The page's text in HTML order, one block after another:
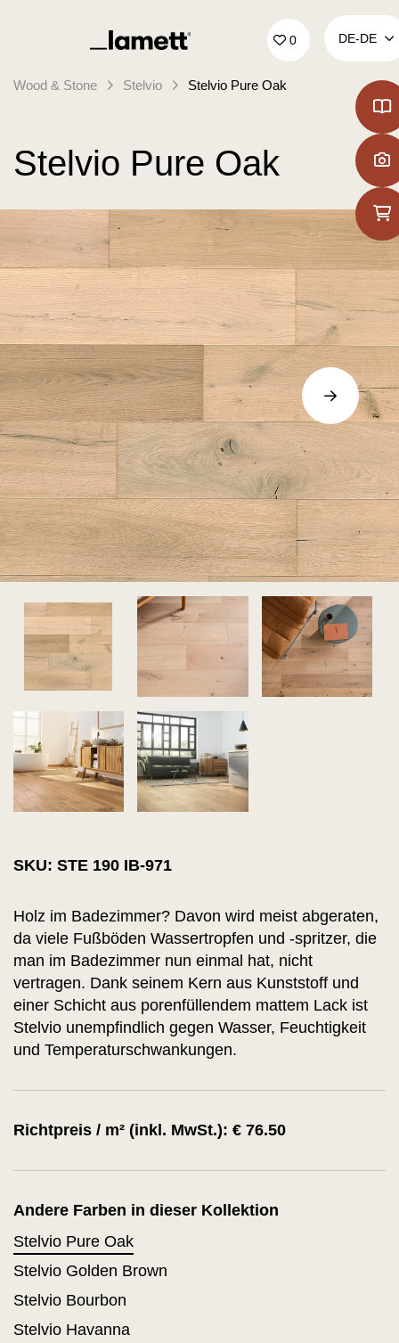
Zurück zur Startseite 0 DE‑DE
Wood & Stone Stelvio Stelvio Pure Oak
Stelvio Pure Oak
SKU: STE 190 IB-971
Holz im Badezimmer? Davon wird meist abgeraten,
da viele Fußböden Wassertropfen und -spritzer, die
man im Badezimmer nun einmal hat, nicht
vertragen. Dank seinem Kern aus Kunststoff und
einer Schicht aus porenfüllendem mattem Lack ist
Stelvio unempfindlich gegen Wasser, Feuchtigkeit
und Temperaturschwankungen.
Richtpreis / m² (inkl. MwSt.): € 76.50
Andere Farben in dieser Kollektion
Stelvio Pure Oak
Stelvio Golden Brown
Stelvio Bourbon
Stelvio Havanna